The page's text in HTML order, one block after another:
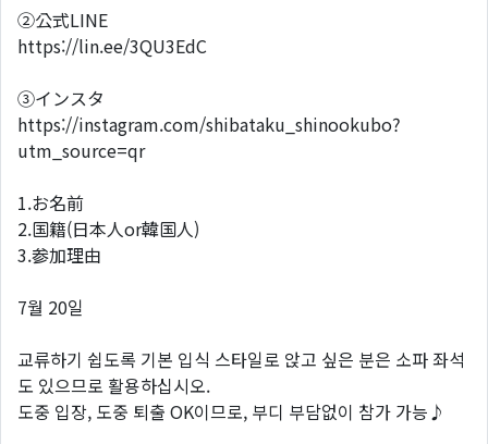
②公式LINE
https://lin.ee/3QU3EdC
③インスタ
https://instagram.com/shibataku_shinookubo?
utm_source=qr
1.お名前
2.国籍(日本人or韓国人)
3.参加理由
7월 20일
교류하기 쉽도록 기본 입식 스타일로 앉고 싶은 분은 소파 좌석
도 있으므로 활용하십시오.
도중 입장, 도중 퇴출 OK이므로, 부디 부담없이 참가 가능♪